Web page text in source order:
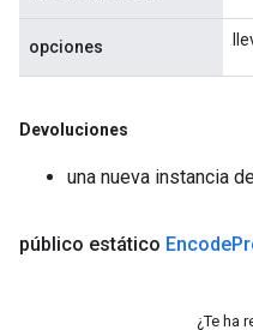
opciones
Devoluciones
una nueva instancia
público estático Encode
¿Te ha